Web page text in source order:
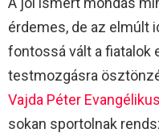
érdemes, de az elmúlt
fontossá vált a fiatalok
testmozgásra
Vajda Péter
sokan sportolnak